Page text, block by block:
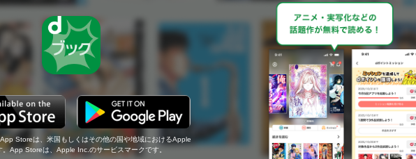
Storeは、米国もしくはその他の国や地域におけるApple
。App Storeは、Apple Inc.のサービスマークです。